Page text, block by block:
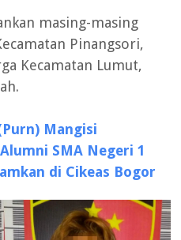
masing-masing
Pinangsori,
Kecamatan Lumut,
Mangisi
SMA Negeri 1
di Cikeas Bogor